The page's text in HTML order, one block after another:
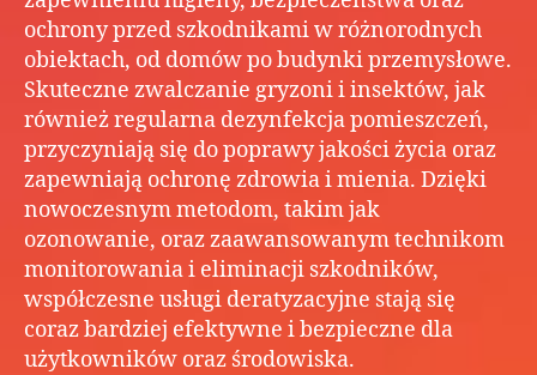
ochrony przed szkodnikami w różnorodnych
obiektach, od domów po budynki przemysłowe.
Skuteczne zwalczanie gryzoni i insektów, jak
również regularna dezynfekcja pomieszczeń,
przyczyniają się do poprawy jakości życia oraz
zapewniają ochronę zdrowia i mienia. Dzięki
nowoczesnym metodom, takim jak
ozonowanie, oraz zaawansowanym technikom
monitorowania i eliminacji szkodników,
współczesne usługi deratyzacyjne stają się
coraz bardziej efektywne i bezpieczne dla
użytkowników oraz środowiska.